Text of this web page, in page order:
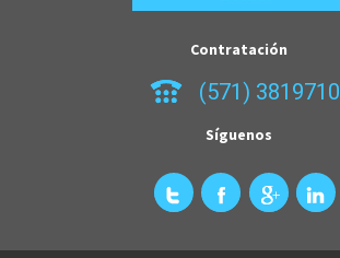
Contratación
(571) 3819710
Síguenos